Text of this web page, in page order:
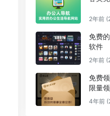
2年前
免费
软件
2年前
免费
限量
4年前